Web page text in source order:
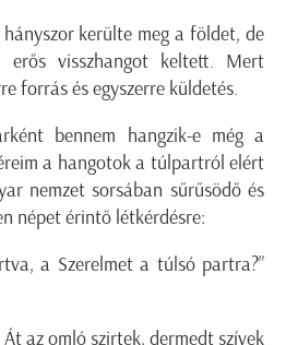
kerülte meg a földet, de
erős visszhangot keltett. Mert
forrás és egyszerre küldetés.
bennem hangzik-e még a
a hangotok a túlpartról elért
nemzet sorsában sűrűsödő és
népet érintő létkérdésre:
a Szerelmet a túlsó partra?”
az omló szirtek, dermedt szívek